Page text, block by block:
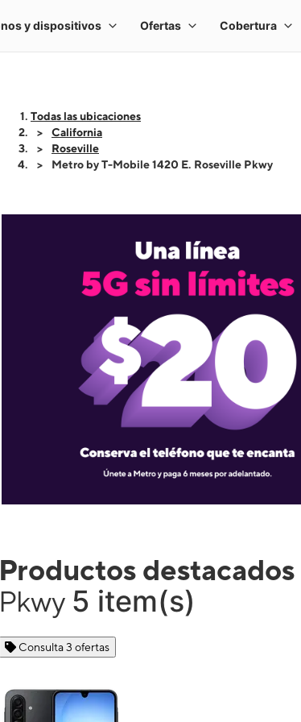
Todas las ubicaciones
California
Roseville
Metro by T-Mobile 1420 E. Roseville Pkwy
Productos destacados
Pkwy 5 item(s)
Consulta 3 ofertas